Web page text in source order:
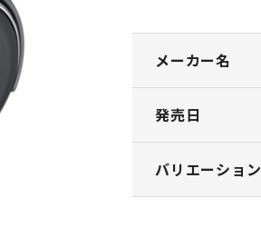
メーカー名
発売日
バリエーション